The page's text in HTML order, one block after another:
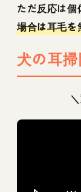
ただ反応は
場合は耳毛を
犬の耳